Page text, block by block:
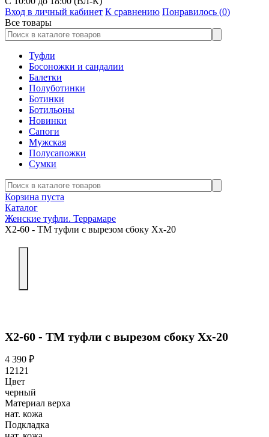
Вход в личный кабинет К сравнению Понравилось (0)
Все товары
Туфли
Босоножки и сандалии
Балетки
Полуботинки
Ботинки
Ботильоны
Новинки
Сапоги
Мужская
Полусапожки
Сумки
Корзина пуста
Каталог
Женские туфли. Террамаре
Х2-60 - ТМ туфли с вырезом сбоку Хх-20
Х2-60 - ТМ туфли с вырезом сбоку Хх-20
4 390 ₽
12121
Цвет
черный
Материал верха
нат. кожа
Подкладка